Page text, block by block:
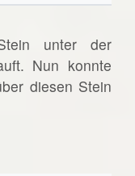
unter der
Nun konnte
diesen Stein